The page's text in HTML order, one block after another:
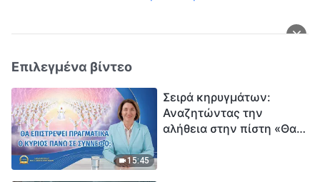
Επιλεγμένα βίντεο
15:45
Σειρά κηρυγμάτων:
Αναζητώντας την
αλήθεια στην πίστη «Θα